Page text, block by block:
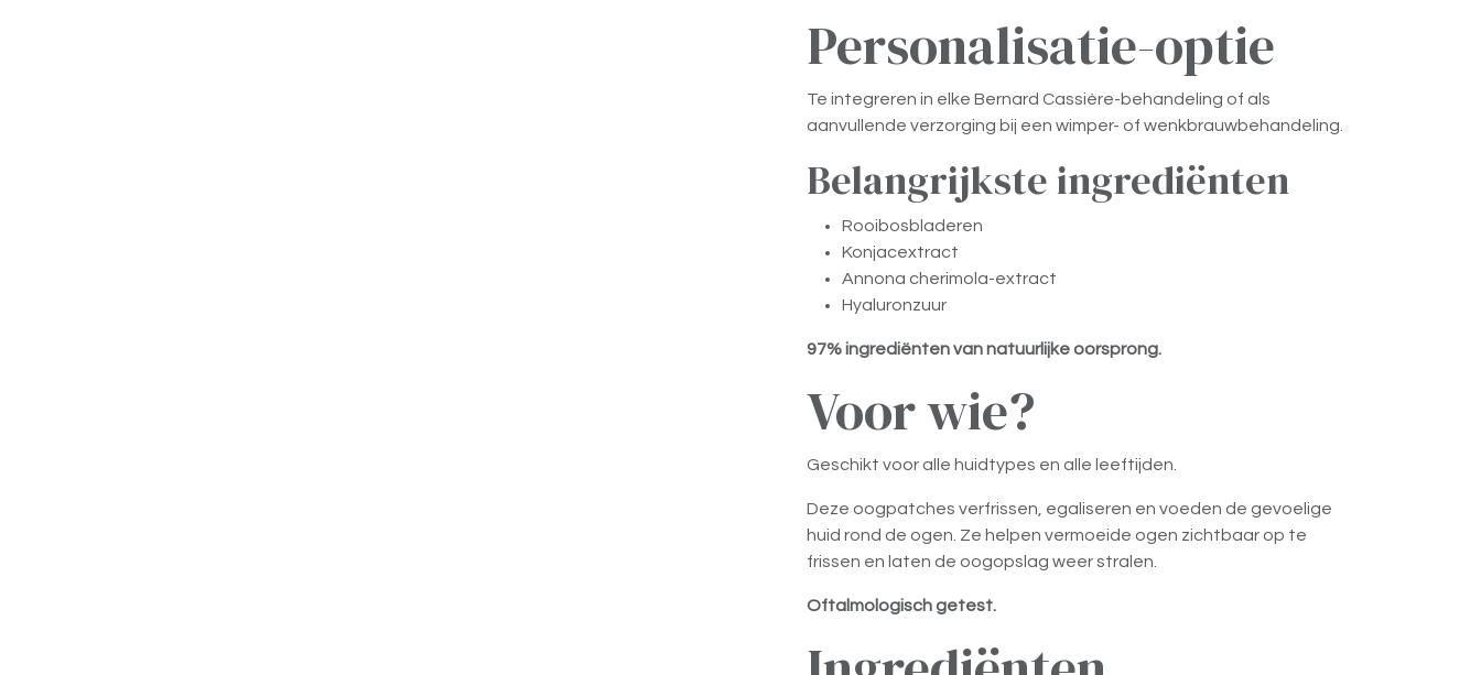
Personalisatie-optie
Te integreren in elke Bernard Cassière-behandeling of als
aanvullende verzorging bij een wimper- of wenkbrauwbehandeling.
Belangrijkste ingrediënten
Rooibosbladeren
Konjacextract
Annona cherimola-extract
Hyaluronzuur
97% ingrediënten van natuurlijke oorsprong.
Voor wie?
Geschikt voor alle huidtypes en alle leeftijden.
Deze oogpatches verfrissen, egaliseren en voeden de gevoelige
huid rond de ogen. Ze helpen vermoeide ogen zichtbaar op te
frissen en laten de oogopslag weer stralen.
Oftalmologisch getest.